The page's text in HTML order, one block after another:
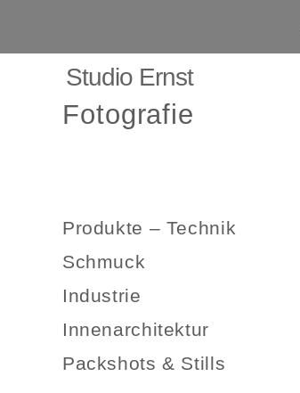
Studio Ernst
Fotografie
Produkte – Technik
Schmuck
Industrie
Innenarchitektur
Packshots & Stills